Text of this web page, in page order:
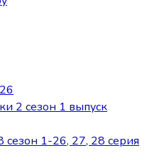
2 сезон 1 выпуск
сезон 1-26, 27, 28 серия